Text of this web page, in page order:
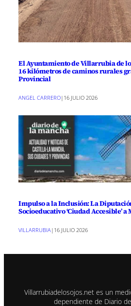
El Ayuntamiento de Villarrubia de
16 kilómetros de caminos rurales
Provincial
ANGEL CARRERO| 16 JULIO 2026
Impulso a la Inclusión: La
Socioeducativo ‘Ciudad Accesible’
VILLARRUBIA | 16 JULIO 2026
Villarrubiadelosojos.net es un
dependiente de Diario